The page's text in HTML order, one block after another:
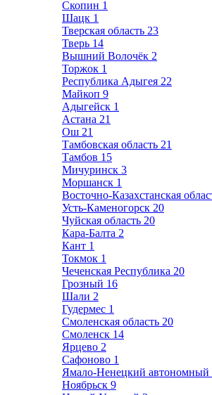
Скопин 1
Шацк 1
Тверская область 23
Тверь 14
Вышний Волочёк 2
Торжок 1
Республика Адыгея 22
Майкоп 9
Адыгейск 1
Астана 21
Ош 21
Тамбовская область 21
Тамбов 15
Мичуринск 3
Моршанск 1
Восточно-Казахстанская
Усть-Каменогорск 20
Чуйская область 20
Кара-Балта 2
Кант 1
Токмок 1
Чеченская Республика 20
Грозный 16
Шали 2
Гудермес 1
Смоленская область 20
Смоленск 14
Ярцево 2
Сафоново 1
Ямало-Ненецкий автономный
Ноябрьск 9